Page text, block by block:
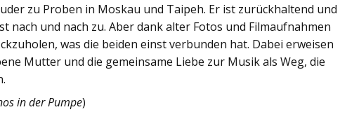
zu Proben in Moskau und Taipeh. Er ist zurückhaltend und
nach und nach zu. Aber dank alter Fotos und Filmaufnahmen
was die beiden einst verbunden hat. Dabei erweisen
Mutter und die gemeinsame Liebe zur Musik als Weg, die
in der Pumpe)